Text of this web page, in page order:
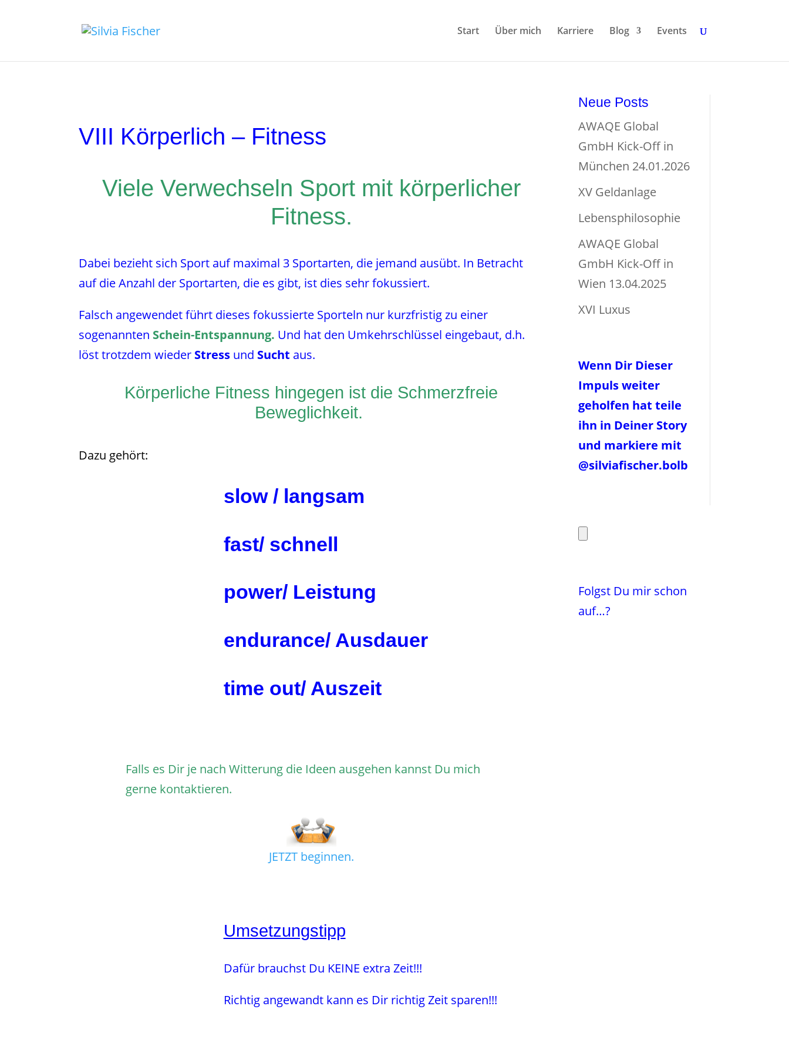
Start Über mich Karriere Blog Events
VIII Körperlich – Fitness
Viele Verwechseln Sport mit körperlicher
Fitness.
Dabei bezieht sich Sport auf maximal 3 Sportarten, die jemand ausübt. In Betracht
auf die Anzahl der Sportarten, die es gibt, ist dies sehr fokussiert.
Falsch angewendet führt dieses fokussierte Sporteln nur kurzfristig zu einer
sogenannten Schein-Entspannung. Und hat den Umkehrschlüssel eingebaut, d.h.
löst trotzdem wieder Stress und Sucht aus.
Körperliche Fitness hingegen ist die Schmerzfreie
Beweglichkeit.
Dazu gehört:
slow / langsam
fast/ schnell
power/ Leistung
endurance/ Ausdauer
time out/ Auszeit
Falls es Dir je nach Witterung die Ideen ausgehen kannst Du mich
gerne kontaktieren.
JETZT beginnen.
Umsetzungstipp
Dafür brauchst Du KEINE extra Zeit!!!
Richtig angewandt kann es Dir richtig Zeit sparen!!!
Neue Posts
AWAQE Global
GmbH Kick-Off in
München 24.01.2026
XV Geldanlage
Lebensphilosophie
AWAQE Global
GmbH Kick-Off in
Wien 13.04.2025
XVI Luxus
Wenn Dir Dieser
Impuls weiter
geholfen hat teile
ihn in Deiner Story
und markiere mit
@silviafischer.bolb
Folgst Du mir schon
auf…?